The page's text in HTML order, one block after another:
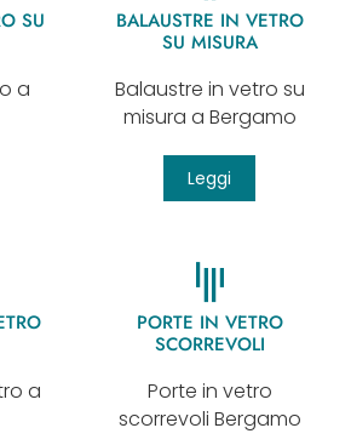
SU
a
BALAUSTRE IN VETRO
SU MISURA
Balaustre in vetro su
misura a Bergamo
Leggi
a
PORTE IN VETRO
SCORREVOLI
Porte in vetro
scorrevoli Bergamo